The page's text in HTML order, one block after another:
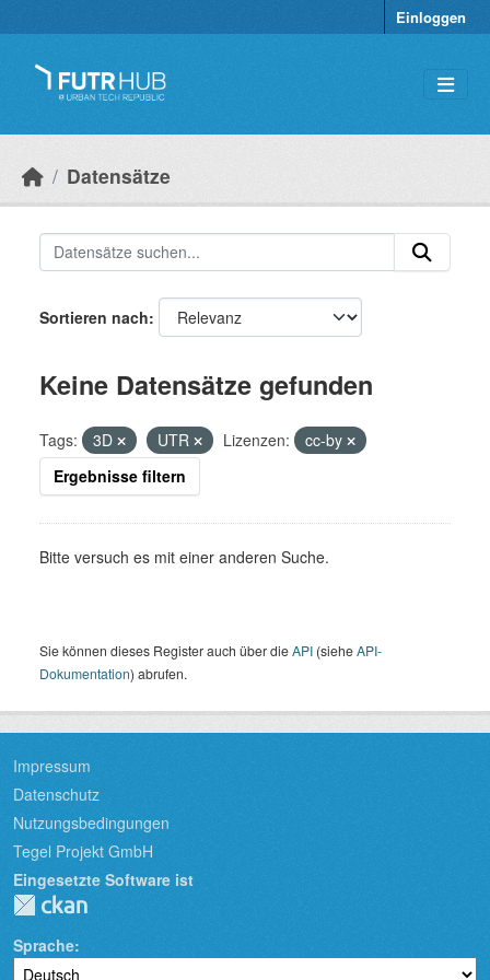
Einloggen
Datensätze
Sortieren nach
Keine Datensätze gefunden
Tags: 3D UTR Lizenzen:
cc-by
Ergebnisse filtern
Bitte versuch es mit einer anderen Suche.
Sie können dieses Register auch über dieAPI (sieheAPI-
Dokumentation) abrufen.
Impressum
Datenschutz
Nutzungsbedingungen
Tegel Projekt GmbH
Eingesetzte Software ist
Sprache